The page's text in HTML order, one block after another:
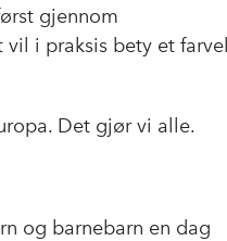
gjennom
i praksis bety et farvel
Det gjør vi alle.
og barnebarn en dag